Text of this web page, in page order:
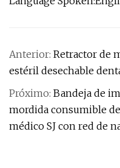
Anterior: Retractor de
estéril desechable
Próximo: Bandeja de
mordida consumible
médico SJ con red de